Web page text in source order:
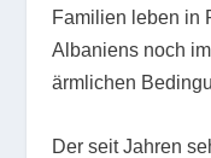
Familien leben in
Albaniens noch
ärmlichen
Der seit Jahren